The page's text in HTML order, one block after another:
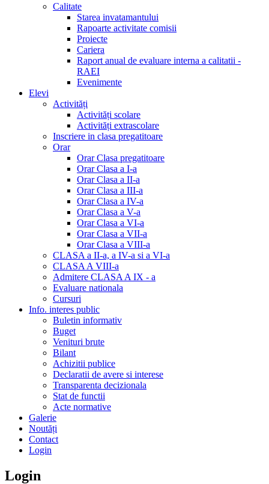
Calitate
Starea invatamantului
Rapoarte activitate comisii
Proiecte
Cariera
Raport anual de evaluare interna a calitatii -
RAEI
Evenimente
Elevi
Activități
Activități scolare
Activități extrascolare
Inscriere in clasa pregatitoare
Orar
Orar Clasa pregatitoare
Orar Clasa a I-a
Orar Clasa a II-a
Orar Clasa a III-a
Orar Clasa a IV-a
Orar Clasa a V-a
Orar Clasa a VI-a
Orar Clasa a VII-a
Orar Clasa a VIII-a
CLASA a II-a, a IV-a si a VI-a
CLASA A VIII-a
Admitere CLASA A IX - a
Evaluare nationala
Cursuri
Info. interes public
Buletin informativ
Buget
Venituri brute
Bilant
Achizitii publice
Declaratii de avere si interese
Transparenta decizionala
Stat de functii
Acte normative
Galerie
Noutăți
Contact
Login
Login